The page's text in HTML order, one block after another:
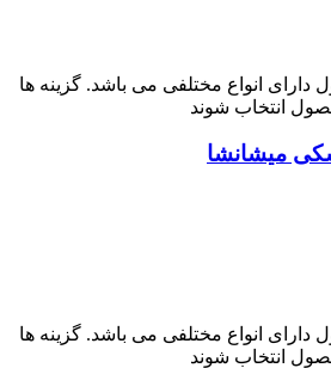
دارای انواع مختلفی می باشد. گزینه ها
انتخاب شوند
میشانشا
دارای انواع مختلفی می باشد. گزینه ها
انتخاب شوند